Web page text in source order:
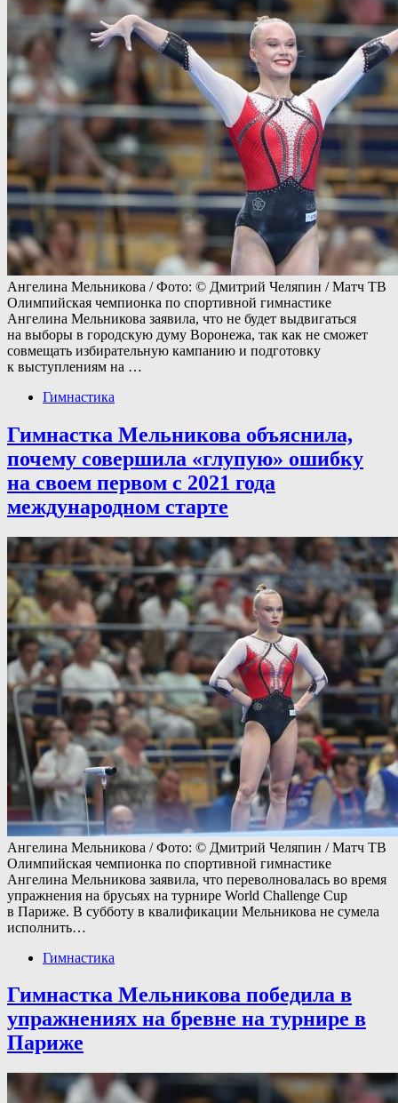
Ангелина Мельникова / Фото: © Дмитрий Челяпин / Матч ТВ
Олимпийская чемпионка по спортивной гимнастике
Ангелина Мельникова заявила, что не будет выдвигаться
на выборы в городскую думу Воронежа, так как не сможет
совмещать избирательную кампанию и подготовку
к выступлениям на …
Гимнастика
Гимнастка Мельникова объяснила,
почему совершила «глупую» ошибку
на своем первом с 2021 года
международном старте
Ангелина Мельникова / Фото: © Дмитрий Челяпин / Матч ТВ
Олимпийская чемпионка по спортивной гимнастике
Ангелина Мельникова заявила, что переволновалась во время
упражнения на брусьях на турнире World Challenge Cup
в Париже. В субботу в квалификации Мельникова не сумела
исполнить…
Гимнастика
Гимнастка Мельникова победила в
упражнениях на бревне на турнире в
Париже